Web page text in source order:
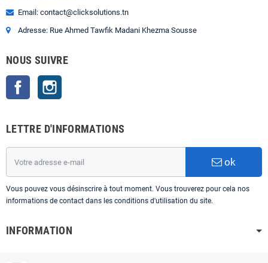
Email: contact@clicksolutions.tn
Adresse: Rue Ahmed Tawfik Madani Khezma Sousse
NOUS SUIVRE
Facebook
LETTRE D'INFORMATIONS
ok
Vous pouvez vous désinscrire à tout moment. Vous trouverez pour cela nos
informations de contact dans les conditions d'utilisation du site.
INFORMATION